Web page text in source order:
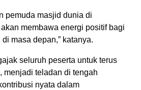
pemuda masjid dunia di
membawa energi positif bagi
masa depan,” katanya.
seluruh peserta untuk terus
menjadi teladan di tengah
nyata dalam